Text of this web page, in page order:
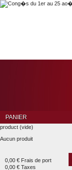
PANIER
product (vide)
Aucun produit
0,00 € Frais de port
0,00 € Taxes